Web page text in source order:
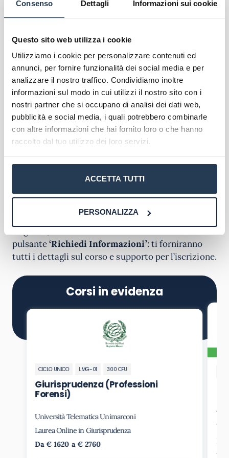
Consenso Dettagli Informazioni sui cookie
Questo sito web utilizza i cookie
Utilizziamo i cookie per personalizzare contenuti ed
annunci, per fornire funzionalità dei social media e per
analizzare il nostro traffico. Condividiamo inoltre
informazioni sul modo in cui utilizzi il nostro sito con i
nostri partner che si occupano di analisi dei dati web,
pubblicità e social media, i quali potrebbero combinarle
con altre informazioni che hai fornito loro o che hanno
raccolto dal tuo utilizzo dei loro servizi.
ACCETTA TUTTI
PERSONALIZZA
giuridico-economico) e lo sviluppo di competenze
Per verificare la preparazione dei neo-
immatricolati, al momento dell’iscrizione – che
può essere effettuata in qualsiasi periodo
dell’anno, così come succede in tutte le Università
Telematiche riconosciute dal MIUR – viene
effettuatoun test d’ingressosecondo le modalità,
i criteri e le procedure determinati dal
regolamento didattico del Corso di laurea
pregiudica l’inserimento o meno nel corso di
laurea. Chi non supera la verifica ha degli Obblighi
Formativi Aggiuntivi che deve superare nel primo
anno di studi.
Per una consulenza gratuita su misura per le tue
esigenze, contatta i nostri orientatori attraverso il
pulsante‘Richiedi Informazioni’: ti forniranno
tutti i dettagli sul corso e supporto per l’iscrizione.
Corsi in evidenza
CICLO UNICO LMG-01 300 CFU
Giurisprudenza (Professioni
Forensi)
Università Telematica Unimarconi
Laurea Online in Giurisprudenza
Da € 1620 a € 2760
Da